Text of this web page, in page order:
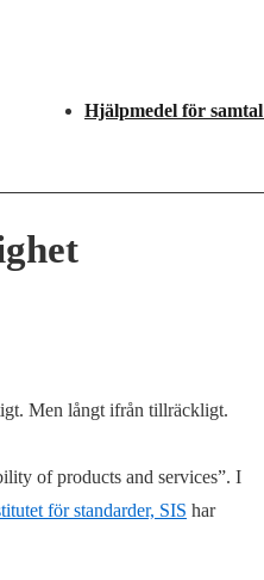
Hjälpmedel för samtal
Men långt ifrån tillräckligt.
of products and services”. I
för standarder, SIS har